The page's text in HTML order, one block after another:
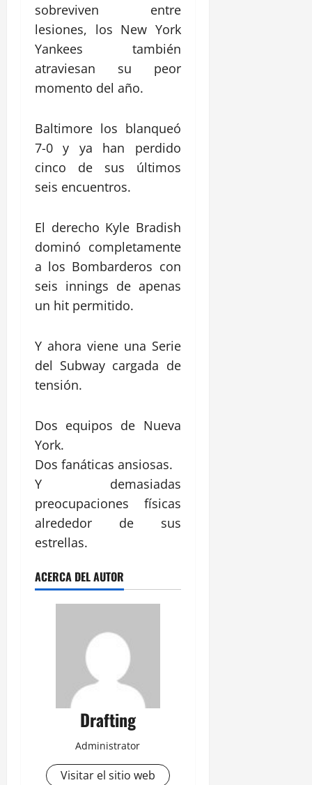
sobreviven entre
lesiones, los New York
Yankees también
atraviesan su peor
momento del año.
Baltimore los blanqueó
7-0 y ya han perdido
cinco de sus últimos
seis encuentros.
El derecho Kyle Bradish
dominó completamente
a los Bombarderos con
seis innings de apenas
un hit permitido.
Y ahora viene una Serie
del Subway cargada de
tensión.
Dos equipos de Nueva
York.
Dos fanáticas ansiosas.
Y demasiadas
preocupaciones físicas
alrededor de sus
estrellas.
ACERCA DEL AUTOR
Drafting
Administrator
Visitar el sitio web